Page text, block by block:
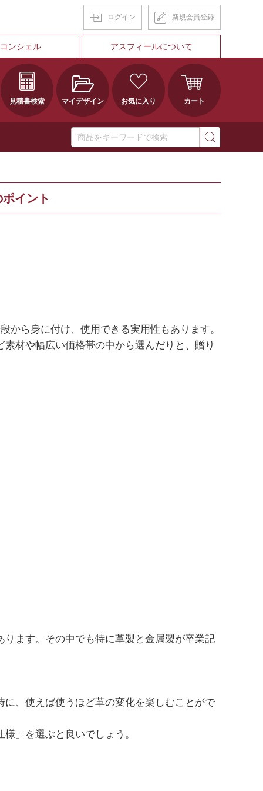
ログイン 新規会員登録
ンシェル アスフィールについて
見積書検索 マイデザイン お気に入り カート
イント
から身に付け、使用できる実用性もあります。
材や幅広い価格帯の中から選んだりと、贈り
ます。その中でも特に革製と金属製が卒業記
、使えば使うほど革の変化を楽しむことがで
」を選ぶと良いでしょう。